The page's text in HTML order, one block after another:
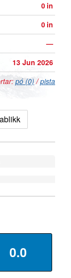
0 in
0 in
—
13 Jun 2026
pó (0) /pista
0.0